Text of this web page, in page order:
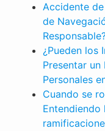
Accidente
de
¿Pueden los
Presentar un
Personales
Cuando se
Entendiendo